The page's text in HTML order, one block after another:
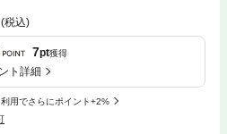
(税込)
7pt獲得
ト詳細
用でさらにポイント+2%